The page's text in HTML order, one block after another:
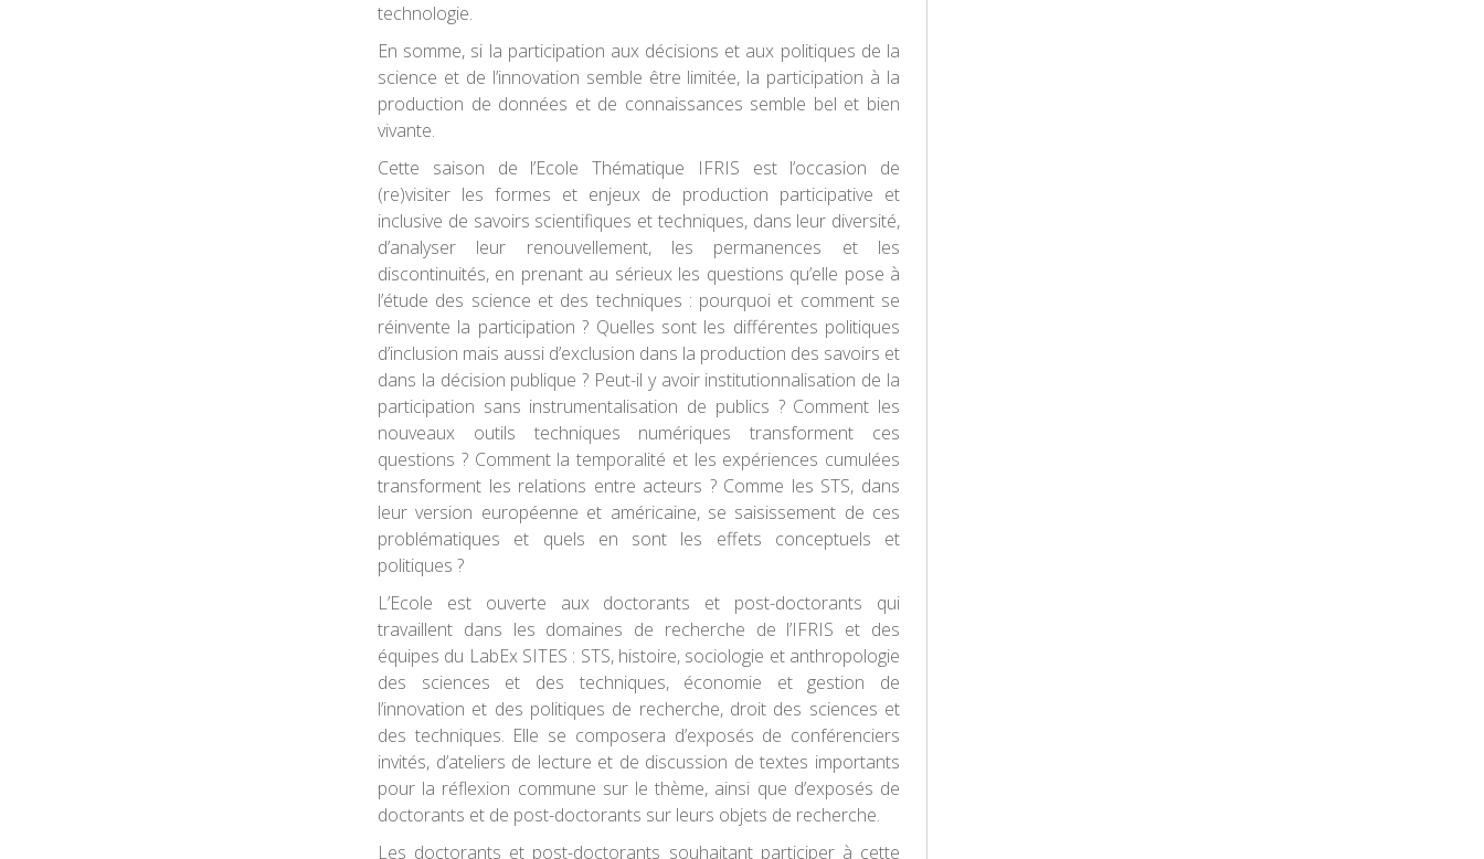
technologie.
En somme, si la participation aux décisions et aux politiques de la
science et de l’innovation semble être limitée, la participation à la
production de données et de connaissances semble bel et bien
vivante.
Cette saison de l’Ecole Thématique IFRIS est l’occasion de
(re)visiter les formes et enjeux de production participative et
inclusive de savoirs scientifiques et techniques, dans leur diversité,
d’analyser leur renouvellement, les permanences et les
discontinuités, en prenant au sérieux les questions qu’elle pose à
l’étude des science et des techniques : pourquoi et comment se
réinvente la participation ? Quelles sont les différentes politiques
d’inclusion mais aussi d’exclusion dans la production des savoirs et
dans la décision publique ? Peut-il y avoir institutionnalisation de la
participation sans instrumentalisation de publics ? Comment les
nouveaux outils techniques numériques transforment ces
questions ? Comment la temporalité et les expériences cumulées
transforment les relations entre acteurs ? Comme les STS, dans
leur version européenne et américaine, se saisissement de ces
problématiques et quels en sont les effets conceptuels et
politiques ?
L’Ecole est ouverte aux doctorants et post-doctorants qui
travaillent dans les domaines de recherche de l’IFRIS et des
équipes du LabEx SITES : STS, histoire, sociologie et anthropologie
des sciences et des techniques, économie et gestion de
l’innovation et des politiques de recherche, droit des sciences et
des techniques. Elle se composera d’exposés de conférenciers
invités, d’ateliers de lecture et de discussion de textes importants
pour la réflexion commune sur le thème, ainsi que d’exposés de
doctorants et de post-doctorants sur leurs objets de recherche.
Les doctorants et post-doctorants souhaitant participer à cette